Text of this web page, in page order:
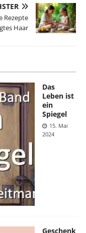
Rezepte
Haar
Das
Leben ist
ein
Spiegel
15. Mai
2024
Geschenk